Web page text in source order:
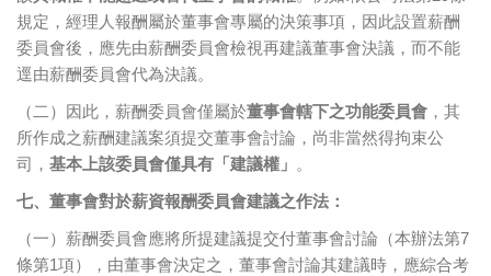
規定，經理人報酬屬於董事會專屬的決策事項，因此設置薪酬
委員會後，應先由薪酬委員會檢視再建議董事會決議，而不能
逕由薪酬委員會代為決議。
（二）因此，薪酬委員會僅屬於董事會轄下之功能委員會 ，其
所作成之薪酬建議案須提交董事會討論，尚非當然得拘束公
司， 基本上該委員會僅具有「建議權」 。
七、董事會對於薪資報酬委員會建議之作法：
（一）薪酬委員會應將所提建議提交付董事會討論（本辦法第7
條第1項），由董事會決定之，董事會討論其建議時，應綜合考